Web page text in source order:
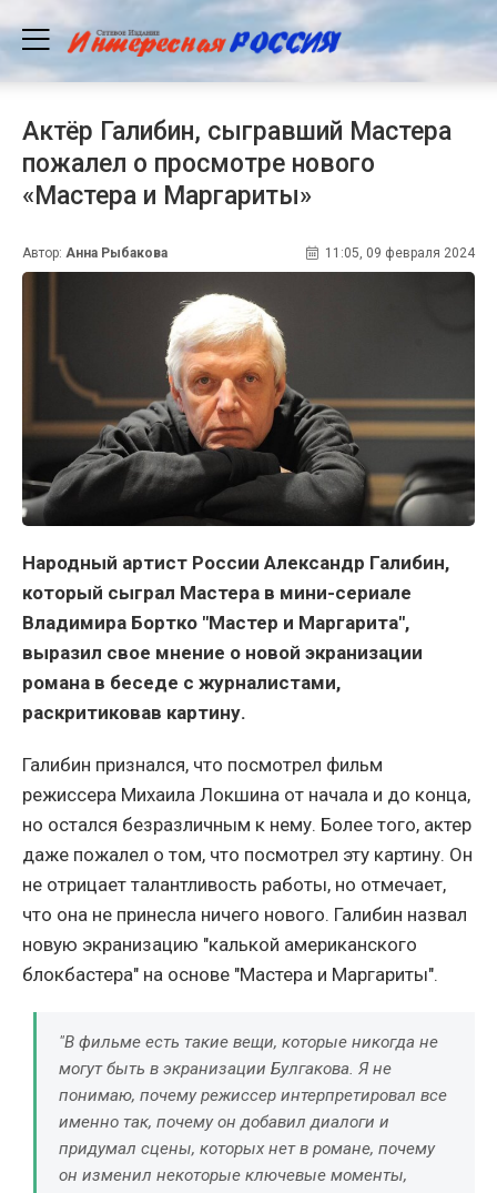
Актёр Галибин, сыгравший Мастера
пожалел о просмотре нового
«Мастера и Маргариты»
Автор: Анна Рыбакова 11:05, 09 февраля 2024
Народный артист России Александр Галибин,
который сыграл Мастера в мини-сериале
Владимира Бортко "Мастер и Маргарита",
выразил свое мнение о новой экранизации
романа в беседе с журналистами,
раскритиковав картину.
Галибин признался, что посмотрел фильм
режиссера Михаила Локшина от начала и до конца,
но остался безразличным к нему. Более того, актер
даже пожалел о том, что посмотрел эту картину. Он
не отрицает талантливость работы, но отмечает,
что она не принесла ничего нового. Галибин назвал
новую экранизацию "калькой американского
блокбастера" на основе "Мастера и Маргариты".
"В фильме есть такие вещи, которые никогда не
могут быть в экранизации Булгакова. Я не
понимаю, почему режиссер интерпретировал все
именно так, почему он добавил диалоги и
придумал сцены, которых нет в романе, почему
он изменил некоторые ключевые моменты,